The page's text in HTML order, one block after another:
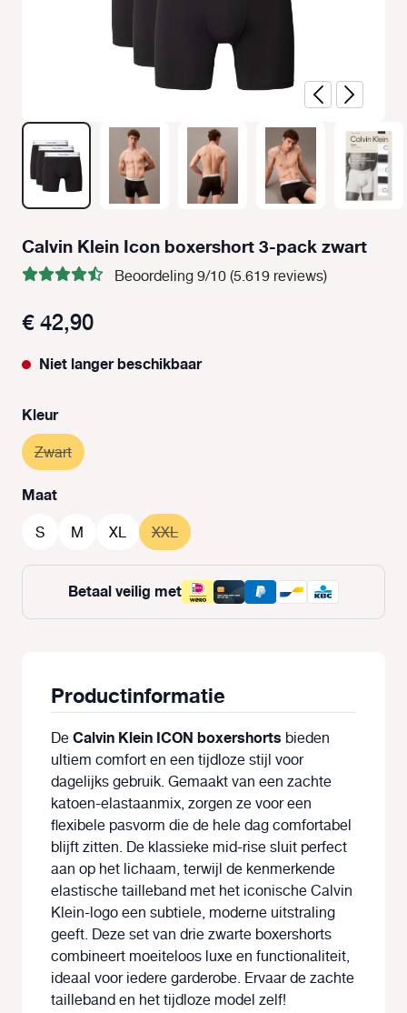
Calvin Klein Icon boxershort 3-pack zwart
Beoordeling 9/10 (5.619 reviews)
€ 42,90
Niet langer beschikbaar
Selecteer
Kleur
Zwart(Deze optie is momenteel niet beschikbaar.)
Selecteer
Maat
S M XL XXL(Deze optie is momenteel niet
Betaal veilig met
Productinformatie
DeCalvin Klein ICON boxershorts bieden
ultiem comfort en een tijdloze stijl voor
dagelijks gebruik. Gemaakt van een zachte
katoen-elastaanmix, zorgen ze voor een
flexibele pasvorm die de hele dag comfortabel
blijft zitten. De klassieke mid-rise sluit perfect
aan op het lichaam, terwijl de kenmerkende
elastische tailleband met het iconische Calvin
Klein-logo een subtiele, moderne uitstraling
geeft. Deze set van drie zwarte boxershorts
combineert moeiteloos luxe en functionaliteit,
ideaal voor iedere garderobe. Ervaar de zachte
tailleband en het tijdloze model zelf!